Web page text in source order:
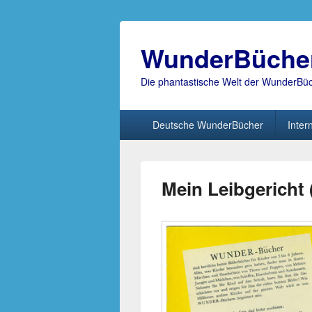
Die phantastische Welt der
Deutsche WunderBücher
Mein Leibgericht